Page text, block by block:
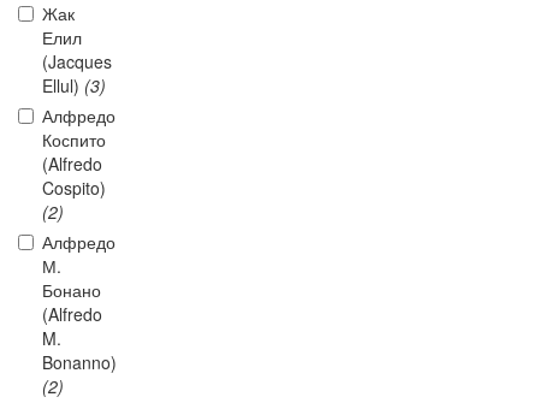
Жак
Елил
(Jacques
Ellul) (3)
Алфредо
Коспито
(Alfredo
Cospito)
(2)
Алфредо
М.
Бонано
(Alfredo
M.
Bonanno)
(2)